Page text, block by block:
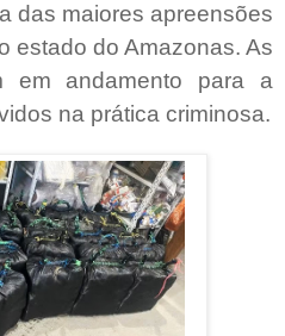
das maiores apreensões
estado do Amazonas. As
em andamento para a
na prática criminosa.